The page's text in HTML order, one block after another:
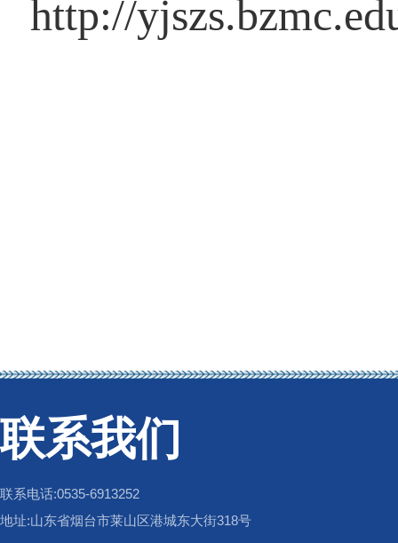
http://
联系我们
联系电话:0535-6913252
地址:山东省烟台市莱山区港城东大街318号